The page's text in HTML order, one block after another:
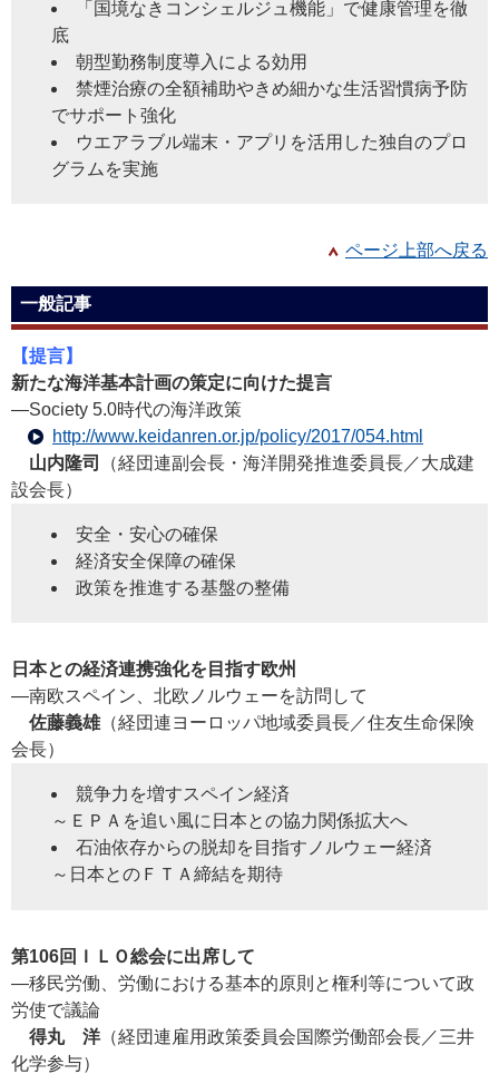
「国境なきコンシェルジュ機能」で健康管理を徹
底
朝型勤務制度導入による効用
禁煙治療の全額補助やきめ細かな生活習慣病予防
でサポート強化
ウエアラブル端末・アプリを活用した独自のプロ
グラムを実施
ページ上部へ戻る
一般記事
【提言】
新たな海洋基本計画の策定に向けた提言
―Society 5.0時代の海洋政策
http://www.keidanren.or.jp/policy/2017/054.html
山内隆司
（経団連副会長・海洋開発推進委員長／大成建
設会長）
安全・安心の確保
経済安全保障の確保
政策を推進する基盤の整備
日本との経済連携強化を目指す欧州
―南欧スペイン、北欧ノルウェーを訪問して
佐藤義雄（経団連ヨーロッパ地域委員長／住友生命保険
会長）
競争力を増すスペイン経済
～ＥＰＡを追い風に日本との協力関係拡大へ
石油依存からの脱却を目指すノルウェー経済
～日本とのＦＴＡ締結を期待
第106回ＩＬＯ総会に出席して
―移民労働、労働における基本的原則と権利等について政
労使で議論
得丸 洋（経団連雇用政策委員会国際労働部会長／三井
化学参与）